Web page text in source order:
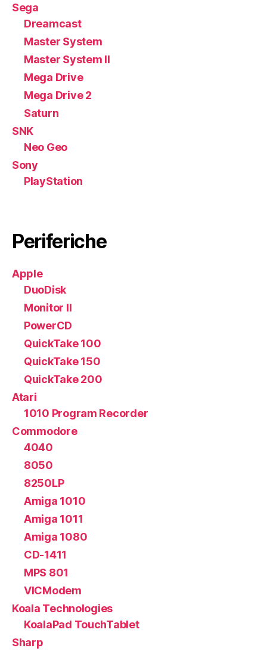
Sega
Dreamcast
Master System
Master System II
Mega Drive
Mega Drive 2
Saturn
SNK
Neo Geo
Sony
PlayStation
Periferiche
Apple
DuoDisk
Monitor II
PowerCD
QuickTake 100
QuickTake 150
QuickTake 200
Atari
1010 Program Recorder
Commodore
4040
8050
8250LP
Amiga 1010
Amiga 1011
Amiga 1080
CD-1411
MPS 801
VICModem
Koala Technologies
KoalaPad TouchTablet
Sharp